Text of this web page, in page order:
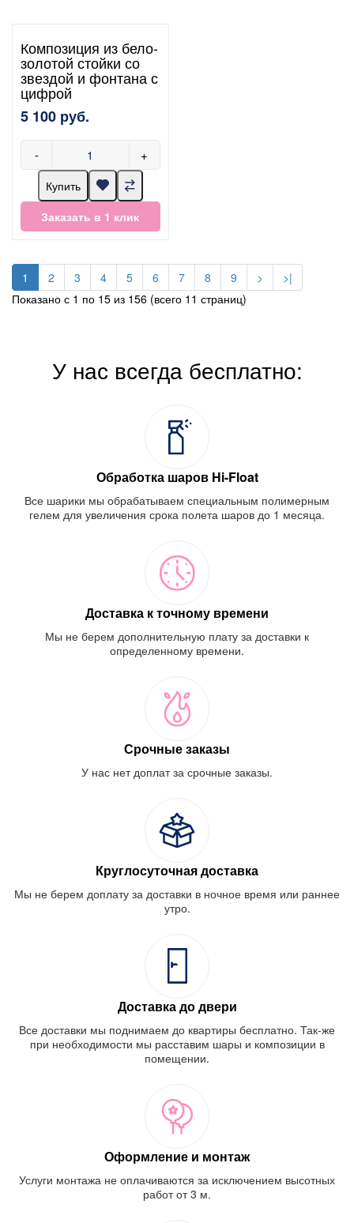
Композиция из бело-
золотой стойки со
звездой и фонтана с
цифрой
5 100 руб.
- +
Купить
Заказать в 1 клик
1 2 3 4 5 6 7 8 9 >
>|
Показано с 1 по 15 из 156 (всего 11 страниц)
У нас всегда бесплатно:
Обработка шаров Hi-Float
Все шарики мы обрабатываем специальным полимерным
гелем для увеличения срока полета шаров до 1 месяца.
Доставка к точному времени
Мы не берем дополнительную плату за доставки к
определенному времени.
Срочные заказы
У нас нет доплат за срочные заказы.
Круглосуточная доставка
Мы не берем доплату за доставки в ночное время или раннее
утро.
Доставка до двери
Все доставки мы поднимаем до квартиры бесплатно. Так-же
при необходимости мы расставим шары и композиции в
помещении.
Оформление и монтаж
Услуги монтажа не оплачиваются за исключением высотных
работ от 3 м.